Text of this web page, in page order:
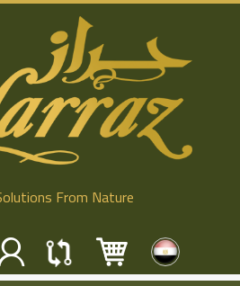
From Nature